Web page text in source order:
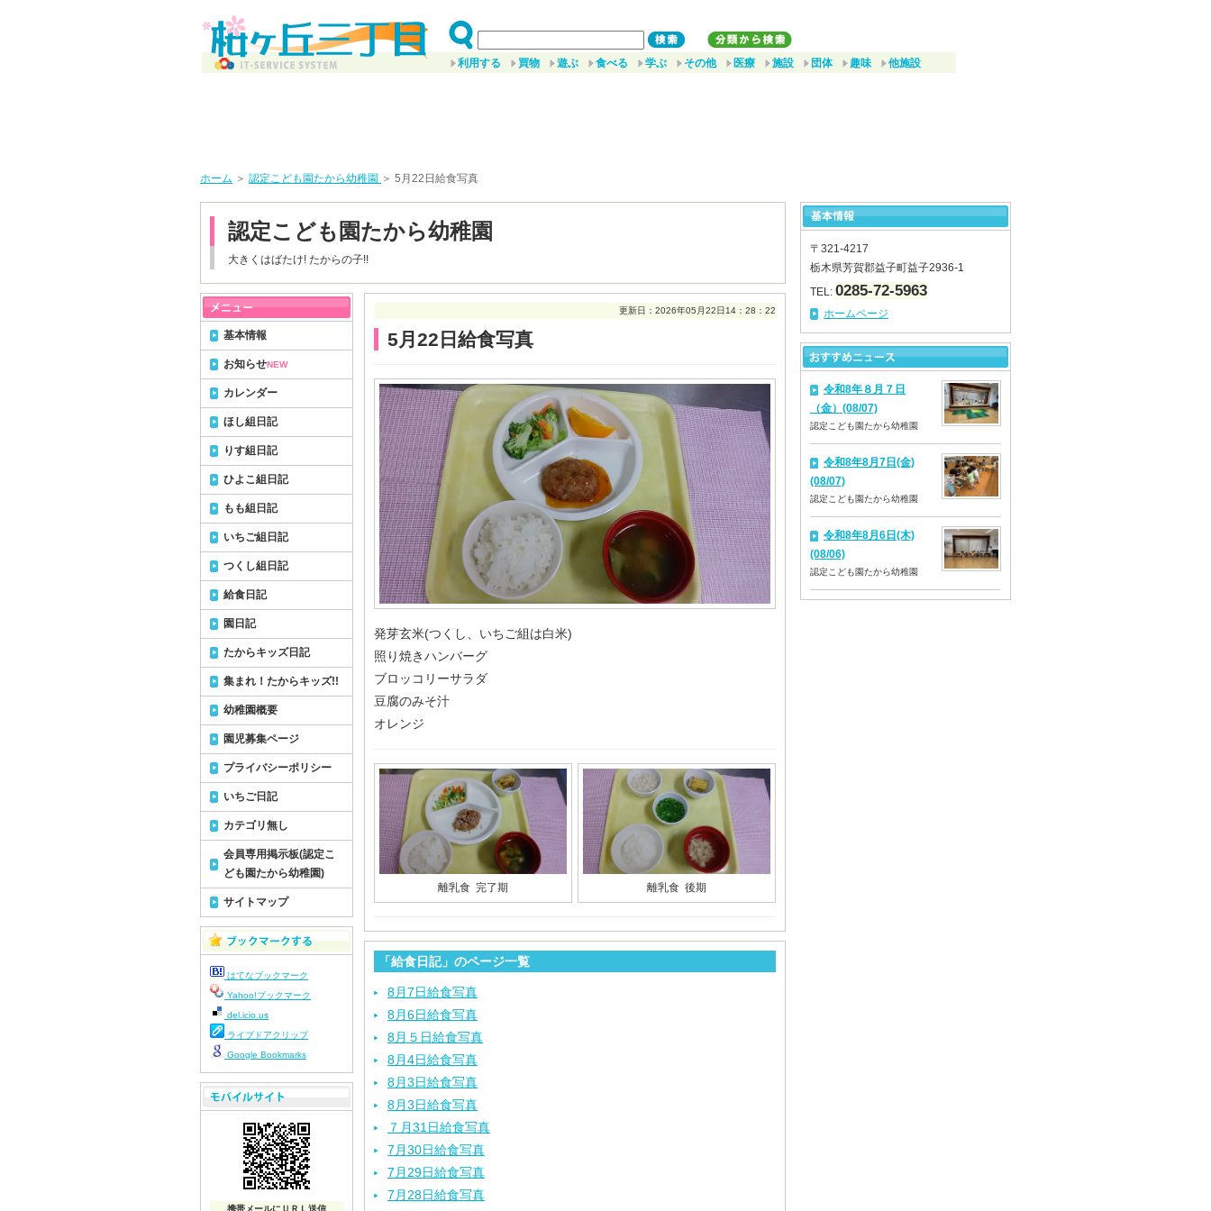
利用する 買物 遊ぶ 食べる 学ぶ その他 医療 施設 団体 趣味 他施設
ホーム ＞ 認定こども園たから幼稚園 ＞ 5月22日給食写真
認定こども園たから幼稚園
大きくはばたけ! たからの子!!
更新日：2026年05月22日14：28：22
5月22日給食写真
発芽玄米(つくし、いちご組は白米)
照り焼きハンバーグ
ブロッコリーサラダ
豆腐のみそ汁
オレンジ
離乳食 完了期 離乳食 後期
「給食日記」のページ一覧
8月7日給食写真
8月6日給食写真
8月５日給食写真
8月4日給食写真
8月3日給食写真
8月3日給食写真
７月31日給食写真
7月30日給食写真
7月29日給食写真
7月28日給食写真
基本情報
お知らせNEW
カレンダー
ほし組日記
りす組日記
ひよこ組日記
もも組日記
いちご組日記
つくし組日記
給食日記
園日記
たからキッズ日記
集まれ！たからキッズ!!
幼稚園概要
園児募集ページ
プライバシーポリシー
いちご日記
カテゴリ無し
会員専用掲示板(認定こ
ども園たから幼稚園)
サイトマップ
はてなブックマーク
Yahoo!ブックマーク
del.icio.us
ライブドアクリップ
Google Bookmarks
携帯メールにＵＲＬ送信
〒321-4217
栃木県芳賀郡益子町益子2936-1
TEL: 0285-72-5963
ホームページ
令和8年８月７日
（金）(08/07)
認定こども園たから幼稚園
令和8年8月7日(金)
(08/07)
認定こども園たから幼稚園
令和8年8月6日(木)
(08/06)
認定こども園たから幼稚園